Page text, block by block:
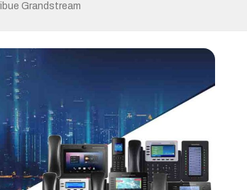
Grandstream